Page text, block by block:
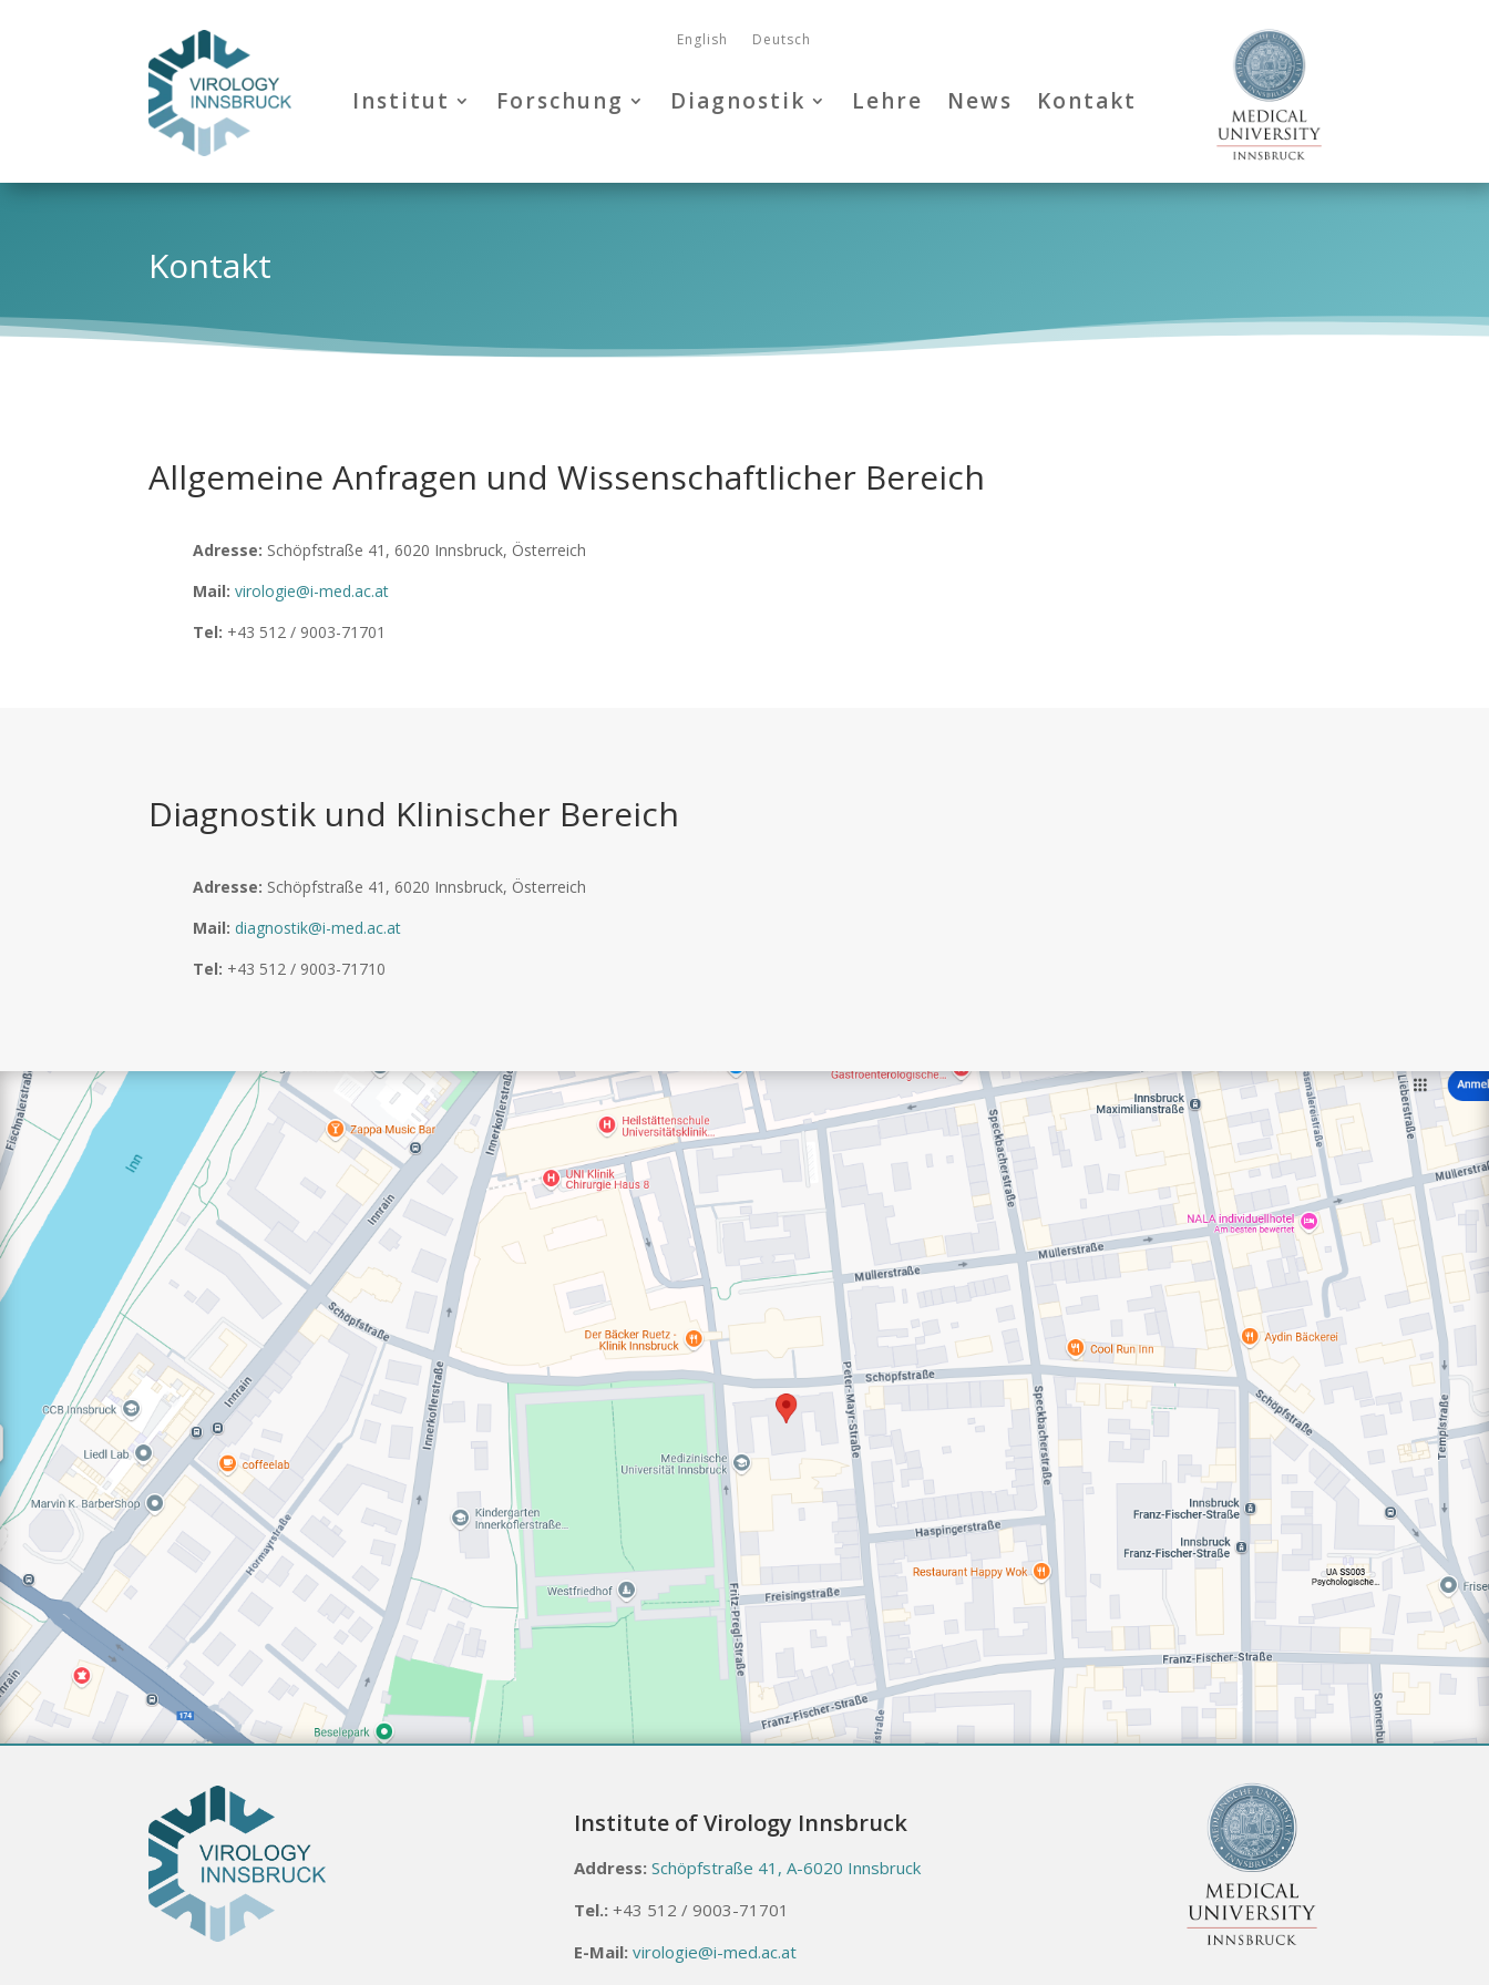
English Deutsch
Institut Forschung Diagnostik Lehre News Kontakt
Kontakt
Allgemeine Anfragen und Wissenschaftlicher Bereich
Adresse: Schöpfstraße 41, 6020 Innsbruck, Österreich
Mail: virologie@i-med.ac.at
Tel: +43 512 / 9003-71701
Diagnostik und Klinischer Bereich
Adresse: Schöpfstraße 41, 6020 Innsbruck, Österreich
Mail: diagnostik@i-med.ac.at
Tel: +43 512 / 9003-71710
Institute of Virology Innsbruck
Address: Schöpfstraße 41, A-6020 Innsbruck
Tel.: +43 512 / 9003-71701
E-Mail: virologie@i-med.ac.at